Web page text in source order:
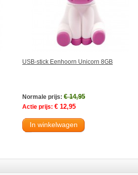
USB-stick Eenhoorn Unicorn 8GB
Normale prijs: € 14,95
Actie prijs: € 12,95
In winkelwagen